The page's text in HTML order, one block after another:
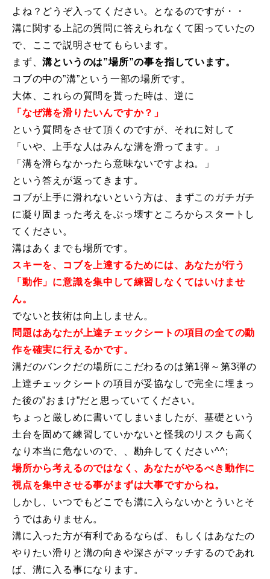
インストラクター一覧
コブレッスン参加のお客様の声
レッスンレポート Report
よくある質問
レッスン内容について
レッスン周辺に関して
お申し込みについて
動画で学ぶ Movie
最新レッスン動画
レッスン動画一覧
コブ斜面の滑り方解説動画
Movie
無料プレゼント動画
プレゼント Present
プレゼント付メルマガ
常時メルマガ
お問合せ 特定商取引法に基づく表記 プライバシーポリシー
よね？どうぞ入ってください。となるのですが・・
溝に関する上記の質問に答えられなくて困っていたの
で、ここで説明させてもらいます。
まず、溝というのは”場所”の事を指しています。
コブの中の”溝”という一部の場所です。
大体、これらの質問を貰った時は、逆に
「なぜ溝を滑りたいんですか？」
という質問をさせて頂くのですが、それに対して
「いや、上手な人はみんな溝を滑ってます。」
「溝を滑らなかったら意味ないですよね。」
という答えが返ってきます。
コブが上手に滑れないという方は、まずこのガチガチ
に凝り固まった考えをぶっ壊すところからスタートし
てください。
溝はあくまでも場所です。
スキーを、コブを上達するためには、あなたが行う
「動作」に意識を集中して練習しなくてはいけませ
ん。
でないと技術は向上しません。
問題はあなたが上達チェックシートの項目の全ての動
作を確実に行えるかです。
溝だのバンクだの場所にこだわるのは第1弾～第3弾の
上達チェックシートの項目が妥協なしで完全に埋まっ
た後の”おまけ”だと思っていてください。
ちょっと厳しめに書いてしまいましたが、基礎という
土台を固めて練習していかないと怪我のリスクも高く
なり本当に危ないので、、勘弁してください^^;
場所から考えるのではなく、あなたがやるべき動作に
視点を集中させる事がまずは大事ですからね。
しかし、いつでもどこでも溝に入らないかとういとそ
うではありません。
溝に入った方が有利であるならば、もしくはあなたの
やりたい滑りと溝の向きや深さがマッチするのであれ
ば、溝に入る事になります。